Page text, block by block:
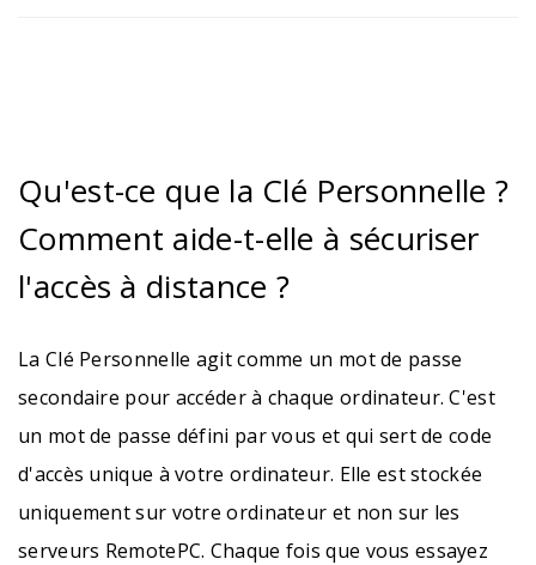
Qu'est-ce que la Clé Personnelle ?
Comment aide-t-elle à sécuriser
l'accès à distance ?
La Clé Personnelle agit comme un mot de passe
secondaire pour accéder à chaque ordinateur. C'est
un mot de passe défini par vous et qui sert de code
d'accès unique à votre ordinateur. Elle est stockée
uniquement sur votre ordinateur et non sur les
serveurs RemotePC. Chaque fois que vous essayez